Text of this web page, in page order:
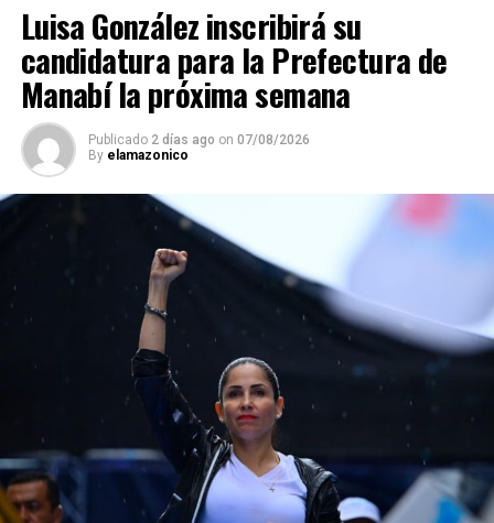
Luisa González inscribirá su
candidatura para la Prefectura de
Manabí la próxima semana
Publicado 2 días ago on 07/08/2026
By elamazonico